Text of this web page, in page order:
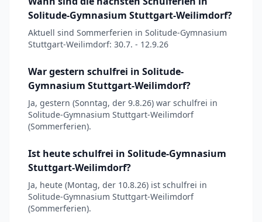
Solitude-Gymnasium Stuttgart-Weilimdorf?
Aktuell sind Sommerferien in Solitude-Gymnasium
Stuttgart-Weilimdorf: 30.7. - 12.9.26
War gestern schulfrei in Solitude-
Gymnasium Stuttgart-Weilimdorf?
Ja, gestern (Sonntag, der 9.8.26) war schulfrei in
Solitude-Gymnasium Stuttgart-Weilimdorf
(Sommerferien).
Ist heute schulfrei in Solitude-Gymnasium
Stuttgart-Weilimdorf?
Ja, heute (Montag, der 10.8.26) ist schulfrei in
Solitude-Gymnasium Stuttgart-Weilimdorf
(Sommerferien).